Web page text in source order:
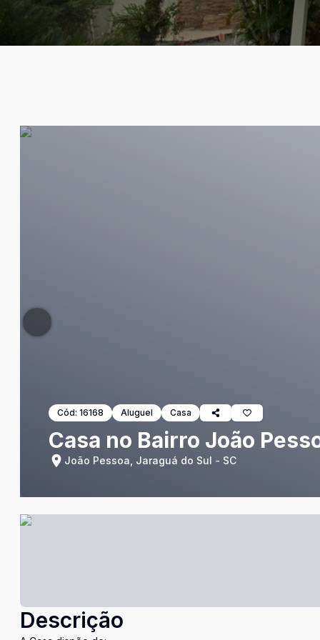
Cód: 16168 Aluguel Casa
Casa no Bairro João
João Pessoa, Jaraguá do Sul - SC
Descrição